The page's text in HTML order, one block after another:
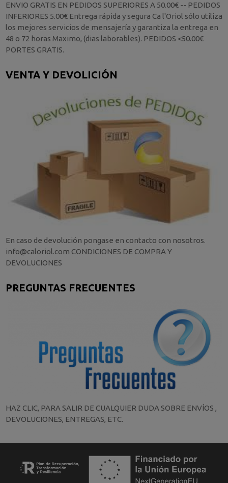
ENVIO GRATIS EN PEDIDOS SUPERIORES A 50.00€ -- PEDIDOS
INFERIORES 5.00€ Entrega rápida y segura Ca l'Oriol sólo utiliza
los mejores servicios de mensajería y garantiza la entrega en
48 o 72 horas Maximo, (dias laborables). PEDIDOS <50.00€
PORTES GRATIS.
VENTA Y DEVOLICIÓN
En caso de devolución pongase en contacto con nosotros.
info@caloriol.com CONDICIONES DE COMPRA Y
DEVOLUCIONES
PREGUNTAS FRECUENTES
HAZ CLIC, PARA SALIR DE CUALQUIER DUDA SOBRE ENVÍOS ,
DEVOLUCIONES, ENTREGAS, ETC.